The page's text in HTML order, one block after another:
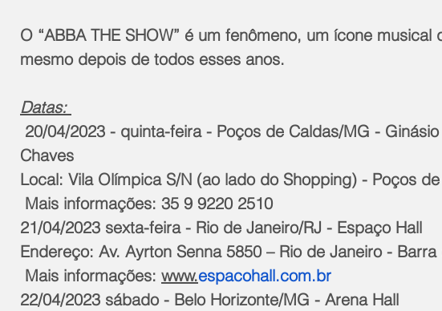
O “ABBA THE SHOW” é um fenômeno, um ícone
mesmo depois de todos esses anos.
Datas:
Chaves
Local: Vila Olímpica S/N (ao lado do Shopping) - Poços
Mais informações: 35 9 9220 2510
21/04/2023 sexta-feira - Rio de Janeiro/RJ - Espaço Hall
Endereço: Av. Ayrton Senna 5850 – Rio de Janeiro - Barra
Mais informações: www.espacohall.com.br
22/04/2023 sábado - Belo Horizonte/MG - Arena Hall